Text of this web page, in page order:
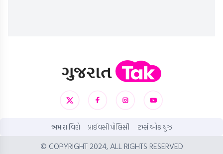
અમારા વિશે પ્રાઈવસી પોલિસી ટર્મ્સ ઓફ યુઝ
© COPYRIGHT 2024, ALL RIGHTS RESERVED